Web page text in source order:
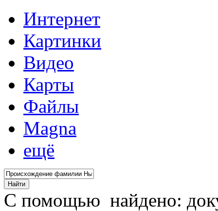
Интернет
Картинки
Видео
Карты
Файлы
Magna
ещё
С помощью найдено: